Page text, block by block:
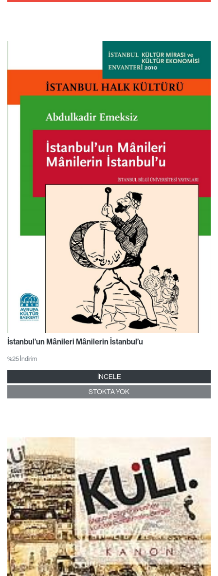
İstanbul’un Mânileri Mânilerin İstanbul’u
%25 İndirim
İNCELE
STOKTA YOK